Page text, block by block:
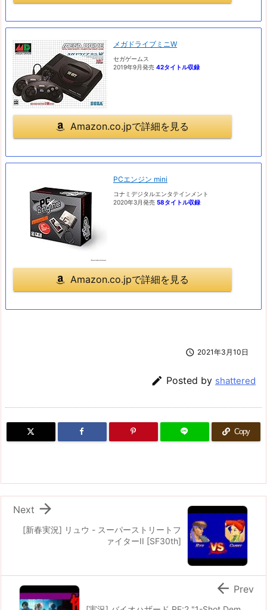
メガドライブミニW
セガゲームス
2019年9月発売 42タイトル収録
Amazon.co.jpで詳細を見る
PCエンジン mini
コナミデジタルエンタテインメント
2020年3月発売 58タイトル収録
Amazon.co.jpで詳細を見る
 2021年3月10日
 Posted by shattered
Copy
[新春実況] リュウ - スーパーストリートフ
ァイターII [SF30th]

Next
 Prev